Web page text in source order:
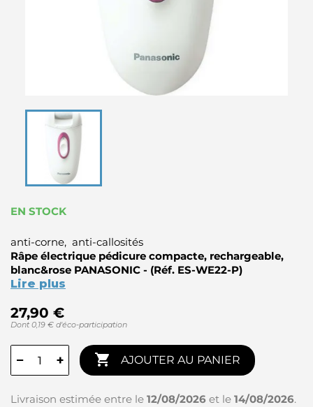
EN STOCK
anti-corne, anti-callosités
Râpe électrique pédicure compacte, rechargeable,
blanc&rose PANASONIC - (Réf. ES-WE22-P)
Lire plus
27,90 €
Dont 0,19 € d'éco-participation
− +  AJOUTER AU PANIER
Livraison estimée entre le 12/08/2026 et le 14/08/2026.